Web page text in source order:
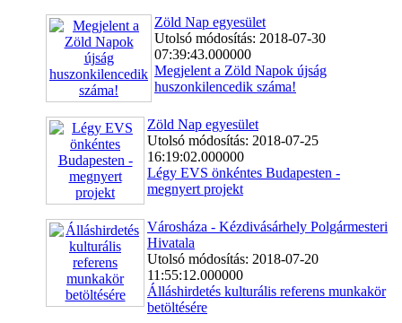
Zöld Nap egyesület
Utolsó módosítás: 2018-07-30
07:39:43.000000
Megjelent a Zöld Napok újság
huszonkilencedik száma!
Zöld Nap egyesület
Utolsó módosítás: 2018-07-25
16:19:02.000000
Légy EVS önkéntes Budapesten -
megnyert projekt
Városháza - Kézdivásárhely Polgármesteri
Hivatala
Utolsó módosítás: 2018-07-20
11:55:12.000000
Álláshirdetés kulturális referens munkakör
betöltésére